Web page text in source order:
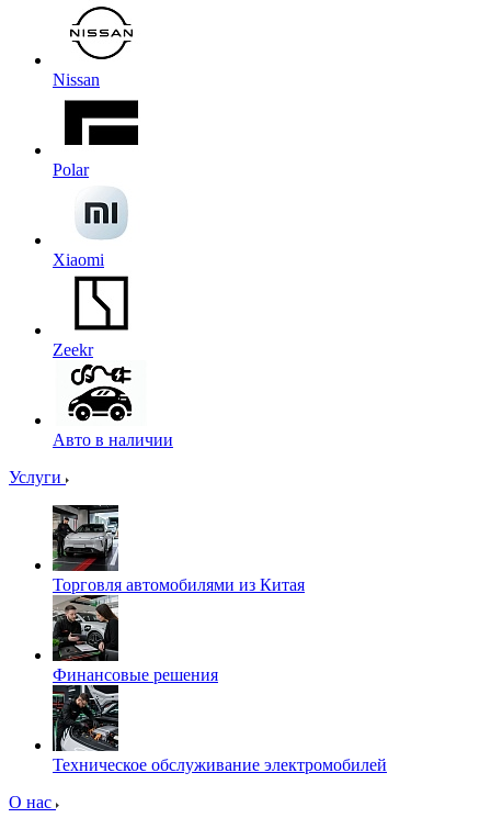
Nissan
Polar
Xiaomi
Zeekr
Авто в наличии
Услуги
Торговля автомобилями из Китая
Финансовые решения
Техническое обслуживание электромобилей
О нас